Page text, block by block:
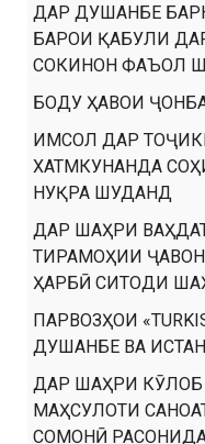
ДАР ДУШАНБЕ
БАРОИ ҚАБУЛИ
СОКИНОН ФАЪОЛ
БОДУ ҲАВОИ
ИМСОЛ ДАР
ХАТМКУНАНДА
НУҚРА ШУДАНД
ДАР ШАҲРИ
ТИРАМОҲИИ
ҲАРБӢ СИТОДИ
ПАРВОЗҲОИ
ДУШАНБЕ ВА
ДАР ШАҲРИ
МАҲСУЛОТИ
СОМОНӢ